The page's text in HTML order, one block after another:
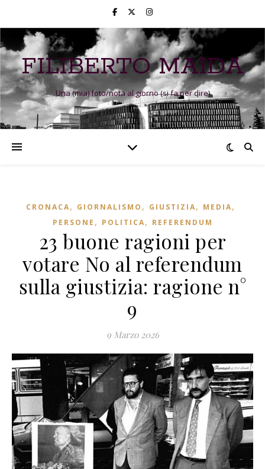
FILIBERTO MAIDA
Una (mia) foto/nota al giorno (si fa per dire)
CRONACA, GIORNALISMO , GIUSTIZIA, MEDIA,
PERSONE , POLITICA, REFERENDUM
23 buone ragioni per
votare No al referendum
sulla giustizia: ragione n°
9
9 Marzo 2026